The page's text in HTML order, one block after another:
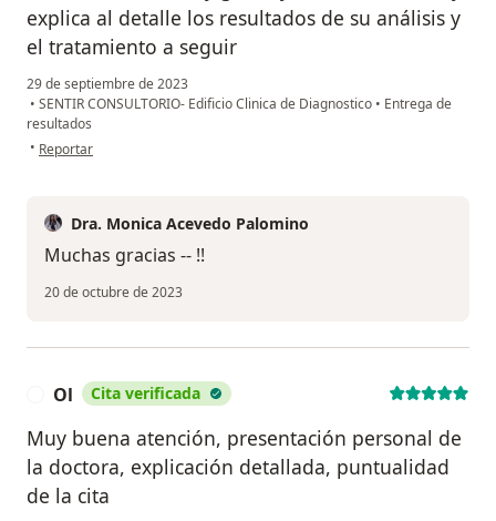
explica al detalle los resultados de su análisis y
el tratamiento a seguir
29 de septiembre de 2023
• SENTIR CONSULTORIO- Edificio Clinica de Diagnostico • Entrega de
resultados
• en opinión del usuario Elizabeth Grisales
Reportar
Dra. Monica Acevedo Palomino
Muchas gracias -- !!
20 de octubre de 2023
Ol Cita verificada
Muy buena atención, presentación personal de
la doctora, explicación detallada, puntualidad
de la cita